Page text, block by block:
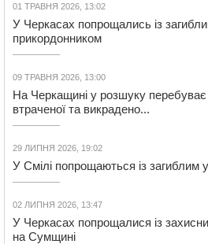
01 ТРАВНЯ 2026, 13:02
У Черкасах попрощались із
прикордонником
09 ТРАВНЯ 2026, 13:00
На Черкащині у розшуку
втраченої та викрадено...
29 ЛИПНЯ 2026, 19:02
У Смілі попрощаються із загиблим
02 ЛИПНЯ 2026, 13:47
У Черкасах попрощалися із
на Сумщині